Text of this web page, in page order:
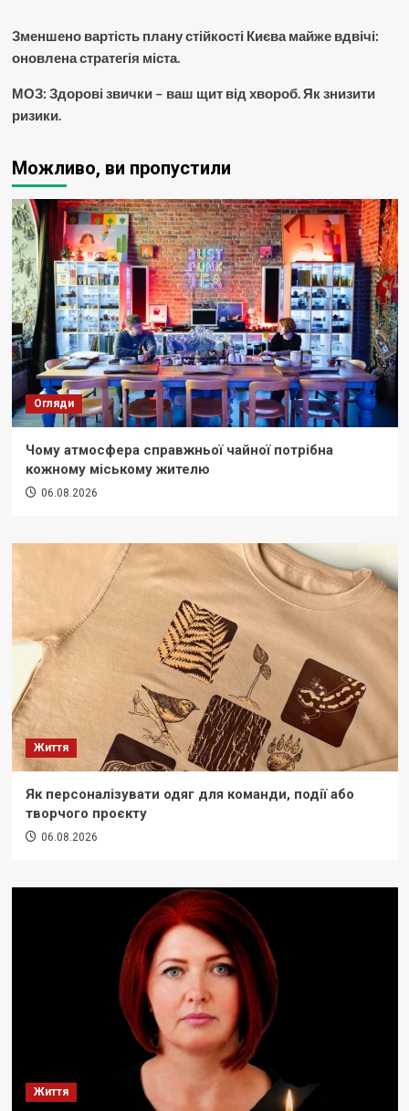
Зменшено вартість плану стійкості Києва майже вдвічі:
оновлена стратегія міста.
МОЗ: Здорові звички – ваш щит від хвороб. Як знизити
ризики.
Можливо, ви пропустили
Огляди
Чому атмосфера справжньої чайної потрібна
кожному міському жителю
06.08.2026
Життя
Як персоналізувати одяг для команди, події або
творчого проєкту
06.08.2026
Життя